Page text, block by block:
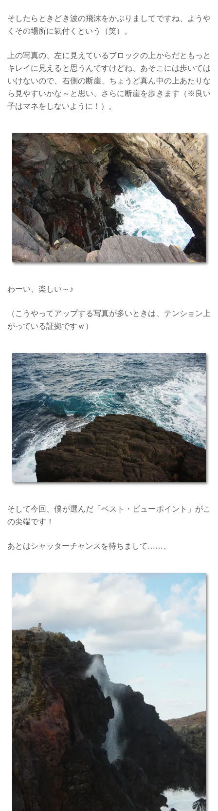
そしたらときどき波の飛沫をかぶりましてですね、ようや
くその場所に氣付くという（笑）。
上の写真の、左に見えているブロックの上からだともっと
キレイに見えると思うんですけどね、あそこには歩いては
いけないので、右側の断崖、ちょうど真ん中の上あたりな
ら見やすいかな～と思い、さらに断崖を歩きます（※良い
子はマネをしないように！）。
わーい、楽しい～♪
（こうやってアップする写真が多いときは、テンション上
がっている証拠ですｗ）
そして今回、僕が選んだ「ベスト・ビューポイント」がこ
の尖端です！
あとはシャッターチャンスを待ちまして……、